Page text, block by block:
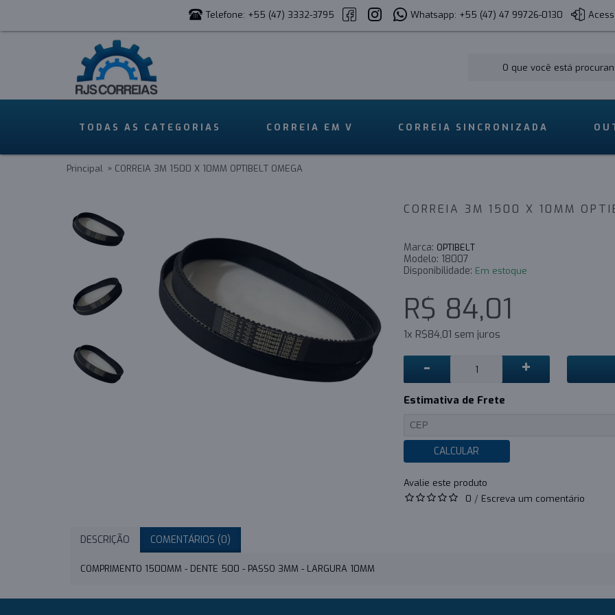
Telefone: +55 (47) 3332-3795 Whatsapp: +55 (47) 47 99726-0130
TODAS AS CATEGORIAS CORREIA EM V CORREIA SINCRONIZADA
Principal CORREIA 3M 1500 X 10MM OPTIBELT OMEGA
CORREIA 3M 1500 X 10MM
Marca: OPTIBELT
Modelo: 18007
Disponibilidade: Em estoque
R$ 84,01
1x R$84,01 sem juros
- +
Estimativa de Frete
CALCULAR
0 / Escreva um comentário
DESCRIÇÃO COMENTÁRIOS (0)
COMPRIMENTO 1500MM - DENTE 500 - PASSO 3MM - LARGURA 10MM